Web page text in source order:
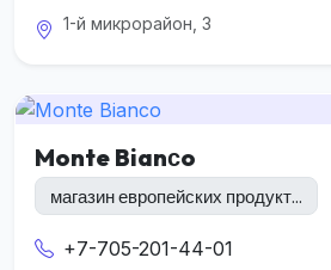
1-й микрорайон, 3
Monte Bianсo
магазин европейских продукт...
+7-705-201-44-01